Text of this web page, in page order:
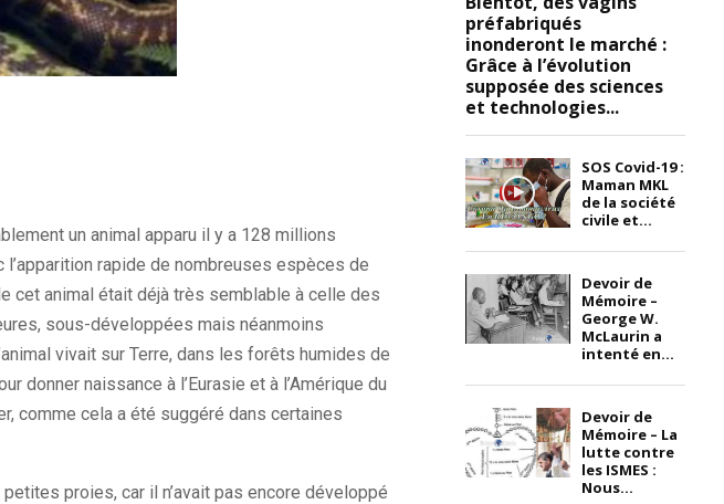
un animal apparu il y a 128 millions
l’apparition rapide de nombreuses espèces de
cet animal était déjà très semblable à celle des
sous-développées mais néanmoins
vivait sur Terre, dans les forêts humides de
donner naissance à l’Eurasie et à l’Amérique du
comme cela a été suggéré dans certaines
proies, car il n’avait pas encore développé
préfabriqués
inonderont le marché :
Grâce à l’évolution
supposée des sciences
et technologies...
SOS Covid-19 :
Maman MKL
de la société
civile et...
Devoir de
Mémoire –
George W.
McLaurin a
intenté en...
Devoir de
Mémoire – La
lutte contre
les ISMES :
Nous...